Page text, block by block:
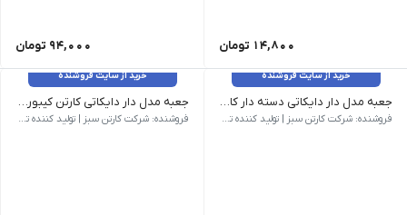
14,800 تومان 94,000 تومان
خرید از سایت فروشنده
جعبه مدل دار دایکاتی دسته دار کارتن کیبوردی کد CS-D27-33 وزن 230 گرم | ابعاد بیرونی 500 × 290 × 45 میلی‌متر | نام کالا جعبه مدل دار دایکاتی دسته دار کارتن کیبوردی کد CS-D27-33 | شناسه محصول CS-D27-33 | مدل فنی D27 | روش ساخت دایکاتی | تعداد لایه سه لایه | نوع فلوت E | رنگ رویه قهوه ای | کیفیت درجه یک
فروشنده: شرکت کارتن سبز | تولید کننده تخصصی کارتن و جعبه
خرید از سایت فروشنده
جعبه مدل دار دایکاتی کارتن کیبوردی کد CS-D27-34 وزن 273 گرم | ابعاد بیرونی 350 × 250 × 100 میلی‌متر | نام کالا جعبه مدل دار دایکاتی کارتن کیبوردی کد CS-D27-34 | شناسه محصول CS-D27-34 | مدل فنی D27 | روش ساخت دایکاتی | تعداد لایه سه لایه | نوع فلوت E | رنگ رویه قهوه ای | کیفیت درجه یک
فروشنده: شرکت کارتن سبز | تولید کننده تخصصی کارتن و جعبه